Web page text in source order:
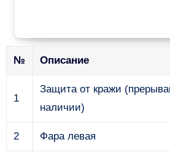
№ Описание
1
Защита от кражи
наличии)
2 Фара левая